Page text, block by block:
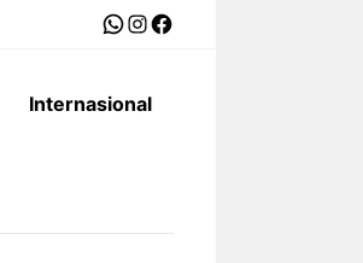
WhatsApp
Instagram
Facebook
Internasional